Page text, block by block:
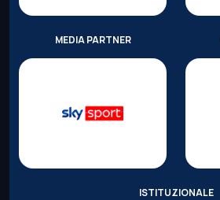
MEDIA PARTNER
ISTITUZIONALE